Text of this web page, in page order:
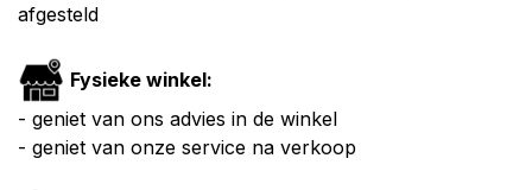
afgesteld
Fysieke winkel:
- geniet van ons advies in de winkel
- geniet van onze service na verkoop